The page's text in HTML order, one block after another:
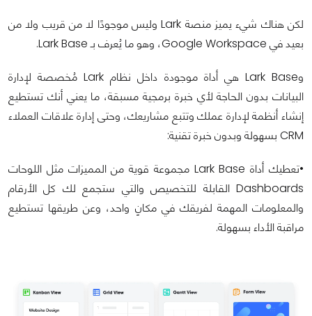
لكن هناك شيء يميز منصة Lark وليس موجودًا لا من قريب ولا من
بعيد في Google Workspace، وهو ما يُعرف بـ Lark Base.
وLark Base هي أداة موجودة داخل نظام Lark مُخصصة لإدارة
البيانات بدون الحاجة لأي خبرة برمجية مسبقة، ما يعني أنك تستطيع
إنشاء أنظمة لإدارة عملك وتتبع مشاريعك، وحتى إدارة علاقات العملاء
CRM بسهولة وبدون خبرة تقنية:
•تعطيك أداة Lark Base مجموعة قوية من المميزات مثل اللوحات
Dashboards القابلة للتخصيص والتي ستجمع لك كل الأرقام
والمعلومات المهمة لفريقك في مكانٍ واحد، وعن طريقها تستطيع
مراقبة الأداء بسهولة.